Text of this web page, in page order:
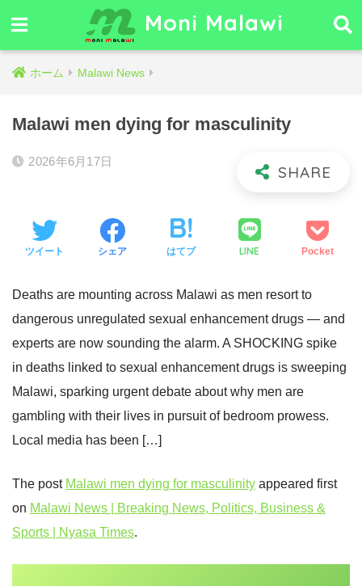
Moni Malawi
ホーム Malawi News
Malawi men dying for masculinity
2026年6月17日
ツイート シェア はてブ LINE Pocket
Deaths are mounting across Malawi as men resort to
dangerous unregulated sexual enhancement drugs — and
experts are now sounding the alarm. A SHOCKING spike
in deaths linked to sexual enhancement drugs is sweeping
Malawi, sparking urgent debate about why men are
gambling with their lives in pursuit of bedroom prowess.
Local media has been […]
The post Malawi men dying for masculinity appeared first
on Malawi News | Breaking News, Politics, Business &
Sports | Nyasa Times.